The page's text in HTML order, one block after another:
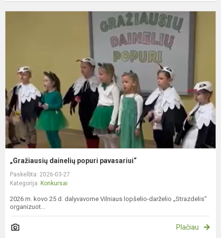
„Gražiausių dainelių popuri pavasariui“
Paskelbta: 2026-03-27
Kategorija: Konkursai
2026 m. kovo 25 d. dalyvavome Vilniaus lopšelio-darželio „Strazdelis“
organizuot...
Plačiau